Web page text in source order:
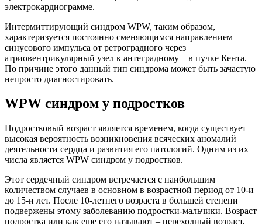
электрокардиограмме.
Интермиттирующий синдром WPW, таким образом,
характеризуется постоянно сменяющимся направлением
синусового импульса от ретроградного через
атриовентрикулярный узел к антеградному – в пучке Кента.
По причине этого данный тип синдрома может быть зачастую
непросто диагностировать.
WPW синдром у подростков
Подростковый возраст является временем, когда существует
высокая вероятность возникновения всяческих аномалий
деятельности сердца и развития его патологий. Одним из их
числа является WPW синдром у подростков.
Этот сердечный синдром встречается с наибольшим
количеством случаев в основном в возрастной период от 10-и
до 15-и лет. После 10-летнего возраста в большей степени
подвержены этому заболеванию подростки-мальчики. Возраст
подростка или как еще его называют – переходный возраст,